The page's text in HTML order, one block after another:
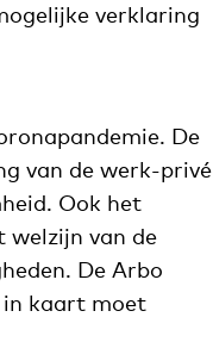
verklaring
De
van de werk-privé
Ook het
welzijn van de
De Arbo
in kaart moet